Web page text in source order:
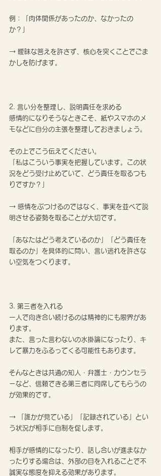
例：「肉体関係があったのか、なかったの
か？」
→ 曖昧な答えを許さず、核心を突くことでごま
かしを防げます。
2. 言い分を整理し、説明責任を求める
感情的になりそうなときこそ、紙やスマホのメ
モなどに自分の主張を整理しておきましょう。
その上でこう伝えてください。
「私はこういう事実を把握しています。この状
況をどう受け止めていて、どう責任を取るつも
りですか？」
→ 感情をぶつけるのではなく、事実を並べて説
明させる姿勢を取ることが大切です。
「あなたはどう考えているのか」「どう責任を
取るのか」を具体的に問い、言い逃れを許さな
い空気をつくります。
3. 第三者を入れる
一人で向き合い続けるのは精神的にも限界があ
ります。
また、言った言わないの水掛論になったり、キ
レて暴力をふるってくる可能性もあります。
そんなときは共通の知人・弁護士・カウンセラ
ーなど、信頼できる第三者に同席してもらうの
が効果的です。
→ 「誰かが見ている」「記録されている」とい
う状況が相手に自制を促します。
相手が感情的になったり、話し合いが進まなか
ったりする場合は、外部の目を入れることで不
誠実な態度を抑える効果があります。